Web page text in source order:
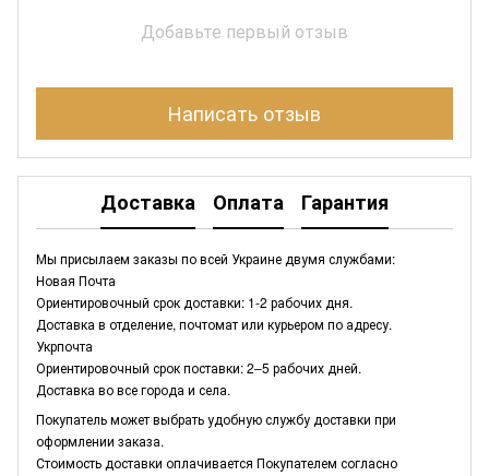
Добавьте первый отзыв
Написать отзыв
Доставка Оплата Гарантия
Мы присылаем заказы по всей Украине двумя службами:
Новая Почта
Ориентировочный срок доставки: 1-2 рабочих дня.
Доставка в отделение, почтомат или курьером по адресу.
Укрпочта
Ориентировочный срок поставки: 2–5 рабочих дней.
Доставка во все города и села.
Покупатель может выбрать удобную службу доставки при
оформлении заказа.
Стоимость доставки оплачивается Покупателем согласно